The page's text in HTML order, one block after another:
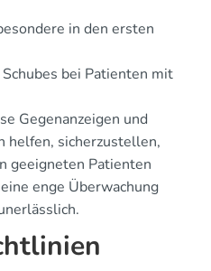
in den ersten
bei Patienten mit
Gegenanzeigen und
helfen, sicherzustellen,
geeigneten Patienten
enge Überwachung